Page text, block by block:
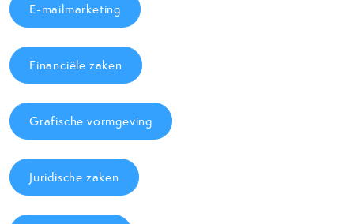
E-mailmarketing
Financiële zaken
Grafische vormgeving
Juridische zaken